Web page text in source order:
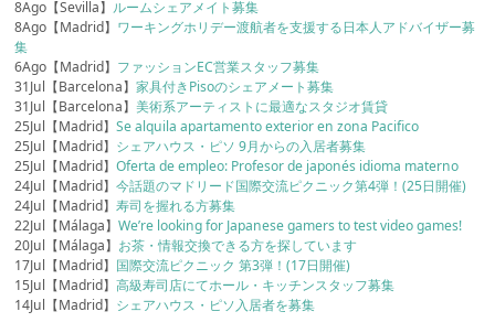
8Ago【Sevilla】 ルームシェアメイト募集
8Ago【Madrid】 ワーキングホリデー渡航者を支援する日本人アドバイザー募
集
6Ago【Madrid】 ファッションEC営業スタッフ募集
31Jul【Barcelona】家具付きPisoのシェアメート募集
31Jul【Barcelona】美術系アーティストに最適なスタジオ賃貸
25Jul【Madrid】Se alquila apartamento exterior en zona Pacifico
25Jul【Madrid】 シェアハウス・ピソ 9月からの入居者募集
25Jul【Madrid】Oferta de empleo: Profesor de japonés idioma materno
24Jul【Madrid】今話題のマドリード国際交流ピクニック第4弾！(25日開催)
24Jul【Madrid】寿司を握れる方募集
22Jul【Málaga】We’re looking for Japanese gamers to test video games!
20Jul【Málaga】 お茶・情報交換できる方を探しています
17Jul【Madrid】 国際交流ピクニック 第3弾！(17日開催)
15Jul【Madrid】高級寿司店にてホール・キッチンスタッフ募集
14Jul【Madrid】 シェアハウス・ピソ入居者を募集